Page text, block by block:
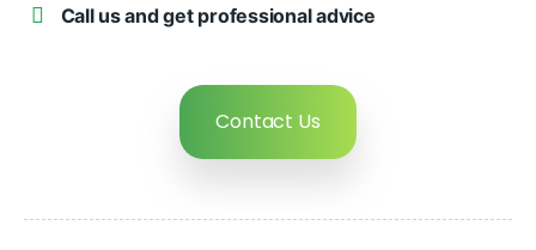
Call us and get professional advice
Contact Us